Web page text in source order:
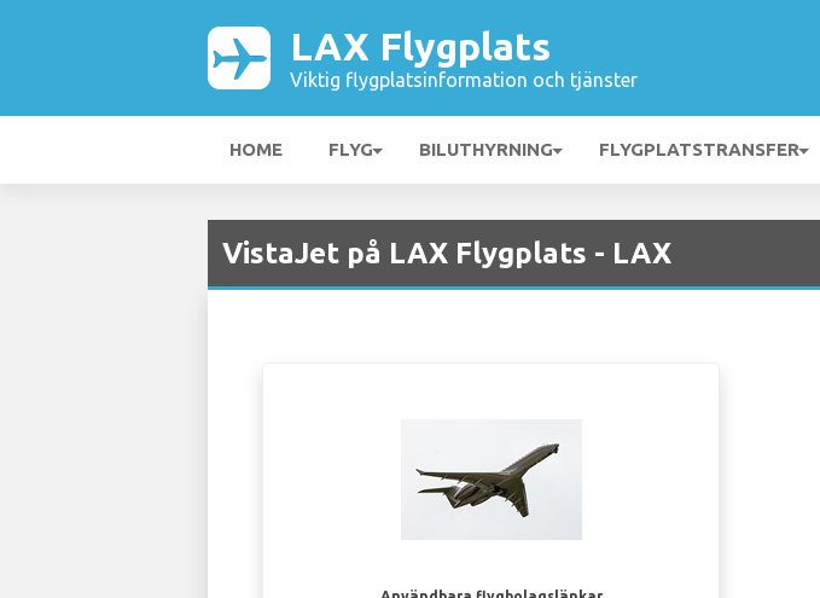
LAX Flygplats
Viktig flygplatsinformation och tjänster
HOME FLYG BILUTHYRNING FLYGPLATSTRANSFER
VistaJet på LAX Flygplats - LAX